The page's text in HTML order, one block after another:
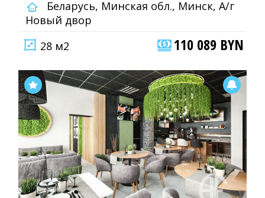
Беларусь, Минская обл., Минск, А/г
Новый двор
28 м2
110 089 BYN